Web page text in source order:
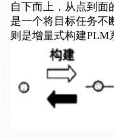
自下而上，从点到面
是一个将目标任务不
则是增量式构建PLM